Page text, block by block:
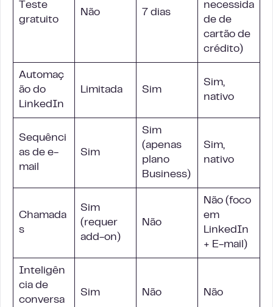
Teste
gratuito
Não 7 dias
necessida
de de
cartão de
crédito)
Automaç
ão do
LinkedIn
Limitada Sim
Sim,
nativo
Sequênci
as de e-
mail
Sim
Sim
(apenas
plano
Business)
Sim,
nativo
Chamada
s
Sim
(requer
add-on)
Não
Não (foco
em
LinkedIn
+ E-mail)
Inteligên
cia de
conversa
Sim Não Não